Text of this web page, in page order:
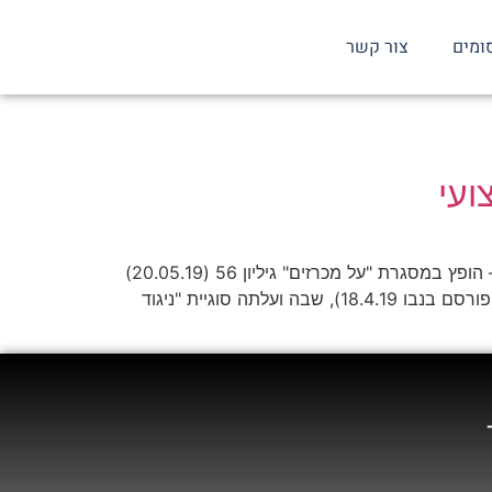
צור קשר
על ניגוד עניינים מכרזים – חלק 1: ניגודי עניינים של היועץ המקצועי להורדת הקובץ בפורמט PDF לחץ כאן עו"ד דוד רן־יה – הופץ במסגרת "על מכרזים" גיליון 56 (20.05.19)
לאחרונה במסגרת עת"מ (י-ם) 71629-03-19 ראואל בע"מ נ' הרשות הארצית לכבאות והצלה – המשרד לביטחון פנים (פורסם בנבו 18.4.19), שבה ועלתה סוגיית "ניגוד